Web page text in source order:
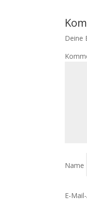
Deine
Name
E-